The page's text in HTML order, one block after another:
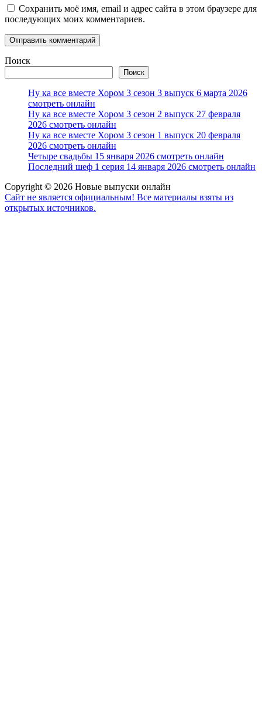
Сохранить моё имя, email и адрес сайта в этом браузере для
последующих моих комментариев.
Поиск
Поиск
Ну ка все вместе Хором 3 сезон 3 выпуск 6 марта 2026
смотреть онлайн
Ну ка все вместе Хором 3 сезон 2 выпуск 27 февраля
2026 смотреть онлайн
Ну ка все вместе Хором 3 сезон 1 выпуск 20 февраля
2026 смотреть онлайн
Четыре свадьбы 15 января 2026 смотреть онлайн
Последний шеф 1 серия 14 января 2026 смотреть онлайн
Copyright © 2026 Новые выпуски онлайн
Сайт не является официальным! Все материалы взяты из
открытых источников.